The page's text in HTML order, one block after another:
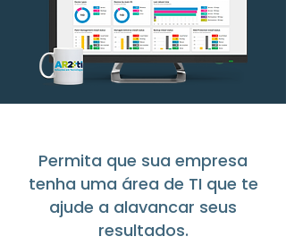
Permita que sua empresa
tenha uma área de TI que te
ajude a alavancar seus
resultados.